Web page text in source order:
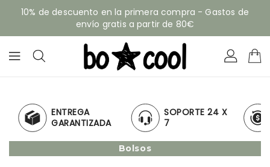
10% de descuento en la primera compra - Gastos de
envío gratis a partir de 80€
SOPORTE 24 X
7
DEVOLUCION
DEL 100%
Bolsos